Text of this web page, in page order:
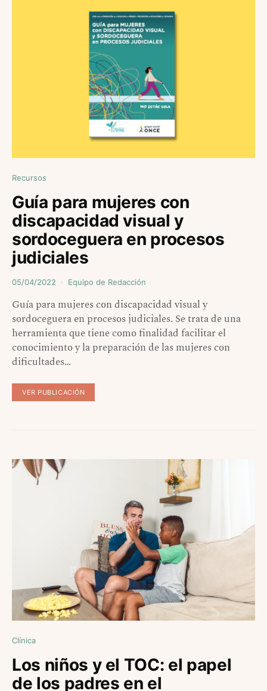
Recursos
Guía para mujeres con
discapacidad visual y
sordoceguera en procesos
judiciales
05/04/2022 Equipo de Redacción
Guía para mujeres con discapacidad visual y
sordoceguera en procesos judiciales. Se trata de una
herramienta que tiene como finalidad facilitar el
conocimiento y la preparación de las mujeres con
dificultades…
VER PUBLICACIÓN
Clínica
Los niños y el TOC: el papel
de los padres en el